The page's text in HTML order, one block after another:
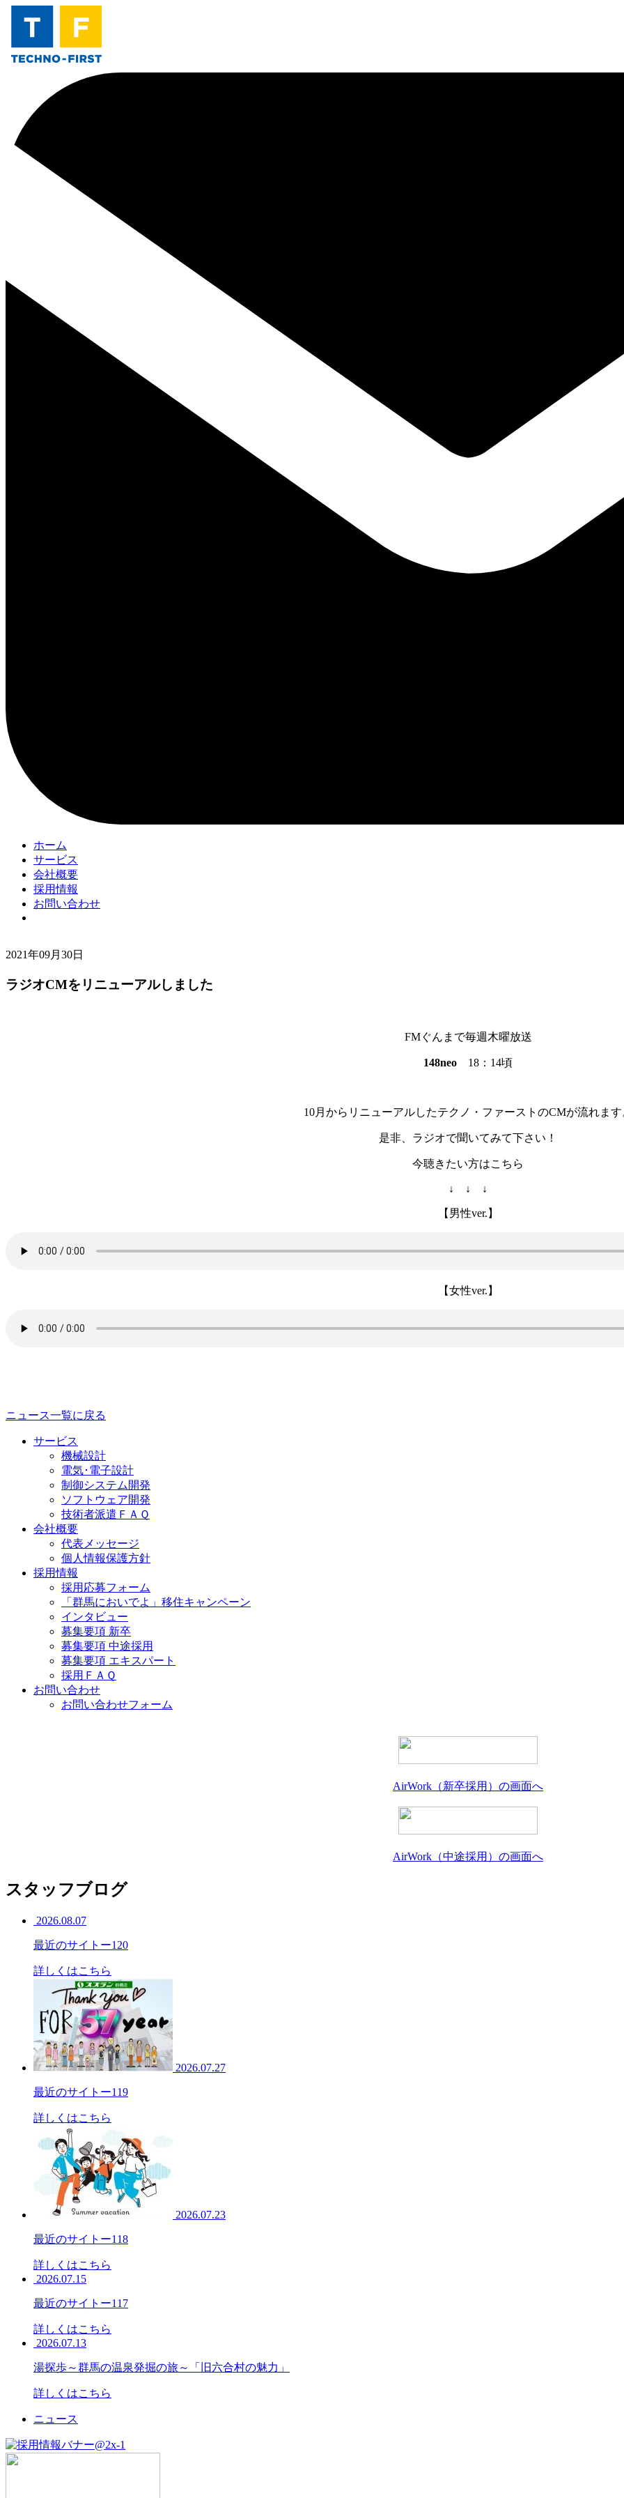
ホーム
サービス
会社概要
採用情報
お問い合わせ
2021年09月30日
ラジオCMをリニューアルしました
FMぐんまで毎週木曜放送
148neo 18：14頃
10月からリニューアルしたテクノ・ファーストのCMが流れます
是非、ラジオで聞いてみて下さい！
今聴きたい方はこちら
↓ ↓ ↓
【男性ver.】
【女性ver.】
ニュース一覧に戻る
サービス
機械設計
電気･電子設計
制御システム開発
ソフトウェア開発
技術者派遣ＦＡＱ
会社概要
代表メッセージ
個人情報保護方針
採用情報
採用応募フォーム
「群馬においでよ」移住キャンペーン
インタビュー
募集要項 新卒
募集要項 中途採用
募集要項 エキスパート
採用ＦＡＱ
お問い合わせ
お問い合わせフォーム
AirWork（新卒採用）の画面へ
AirWork（中途採用）の画面へ
スタッフブログ
2026.08.07
最近のサイトー120
詳しくはこちら
2026.07.27
最近のサイトー119
詳しくはこちら
2026.07.23
最近のサイトー118
詳しくはこちら
2026.07.15
最近のサイトー117
詳しくはこちら
2026.07.13
湯探歩～群馬の温泉発掘の旅～「旧六合村の魅力」
詳しくはこちら
ニュース